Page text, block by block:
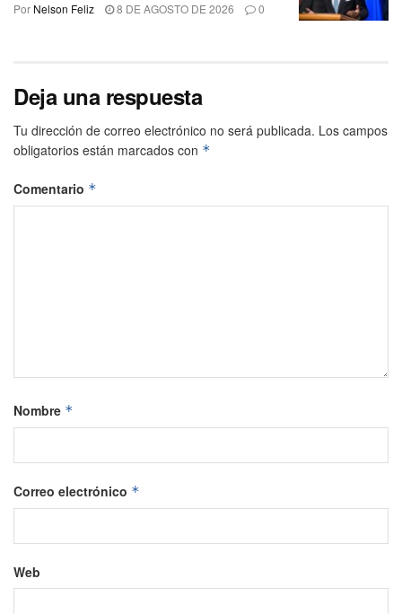
Por Nelson Feliz 8 DE AGOSTO DE 2026 0
Deja una respuesta
Tu dirección de correo electrónico no será publicada. Los campos
obligatorios están marcados con *
Comentario *
Nombre *
Correo electrónico *
Web